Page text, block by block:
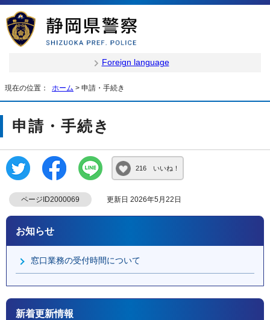
Foreign language
現在の位置： ホーム > 申請・手続き
申請・手続き
216 いいね！
ページID2000069 更新日 2026年5月22日
お知らせ
窓口業務の受付時間について
新着更新情報